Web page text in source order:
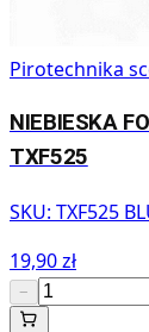
Pirotechnika
NIEBIESKA
TXF525
SKU: TXF525
19,90 zł
−